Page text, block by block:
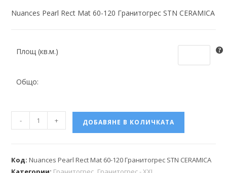
Nuances Pearl Rect Mat 60-120 Гранитогрес STN CERAMICA
Площ (кв.м.)
Общо:
- + ДОБАВЯНЕ В КОЛИЧКАТА
Код:Nuances Pearl Rect Mat 60-120 Гранитогрес STN CERAMICA